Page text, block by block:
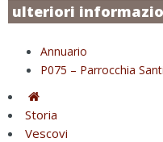
ulteriori
Annuario
P075 – Parrocchia
Storia
Vescovi